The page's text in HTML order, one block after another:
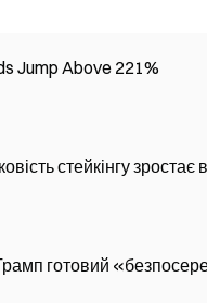
Jump Above 221%
стейкінгу
готовий